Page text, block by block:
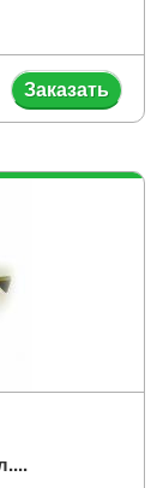
Заказать